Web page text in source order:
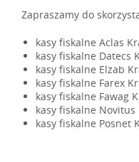
Zapraszamy do
kasy fiskalne Aclas
kasy fiskalne Datecs
kasy fiskalne Elzab
kasy fiskalne Farex
kasy fiskalne Fawag
kasy fiskalne Novitus
kasy fiskalne Posnet